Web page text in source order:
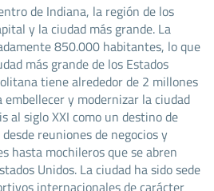
de Indiana, la región de los
y la ciudad más grande. La
850.000 habitantes, lo que
más grande de los Estados
tiene alrededor de 2 millones
embellecer y modernizar la ciudad
al siglo XXI como un destino de
reuniones de negocios y
hasta mochileros que se abren
Unidos. La ciudad ha sido sede
internacionales de carácter